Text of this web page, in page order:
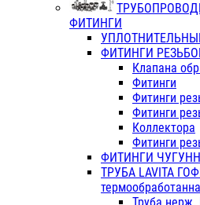
ФИТИНГИ
ФИТИНГИ
Клапана
Фитинги
Фитинги
Фитинги
Коллектора
Фитинги
ФИТИНГИ
ТРУБА LAVITA